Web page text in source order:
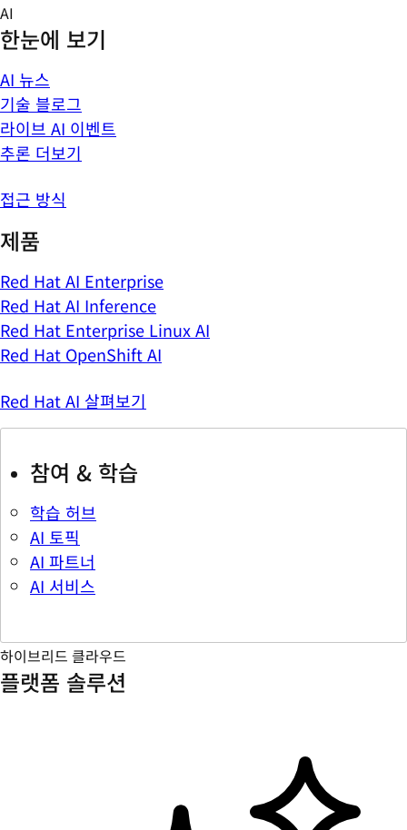
Skip
to
content
AI
한눈에 보기
AI 뉴스
기술 블로그
라이브 AI 이벤트
추론 더보기
접근 방식
제품
Red Hat AI Enterprise
Red Hat AI Inference
Red Hat Enterprise Linux AI
Red Hat OpenShift AI
Red Hat AI 살펴보기
참여 & 학습
학습 허브
AI 토픽
AI 파트너
AI 서비스
하이브리드 클라우드
플랫폼 솔루션